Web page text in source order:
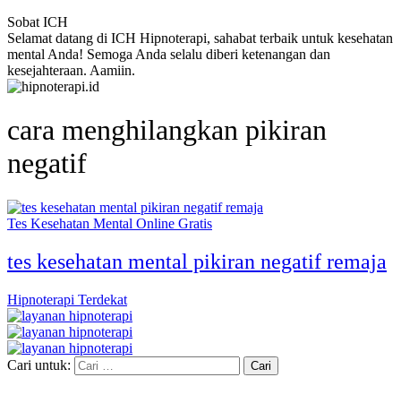
Sobat ICH
Selamat datang di ICH Hipnoterapi, sahabat terbaik untuk kesehatan
mental Anda! Semoga Anda selalu diberi ketenangan dan
kesejahteraan. Aamiin.
cara menghilangkan pikiran
negatif
Tes Kesehatan Mental Online Gratis
tes kesehatan mental pikiran negatif remaja
Hipnoterapi Terdekat
Cari untuk: